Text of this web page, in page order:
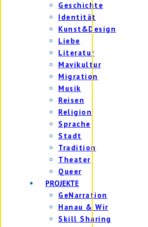
Geschichte
Identität
Kunst&Design
Liebe
Literatur
Mavikultur
Migration
Musik
Reisen
Religion
Sprache
Stadt
Tradition
Theater
Queer
PROJEKTE
GeNarration
Hanau & Wir
Skill Sharing